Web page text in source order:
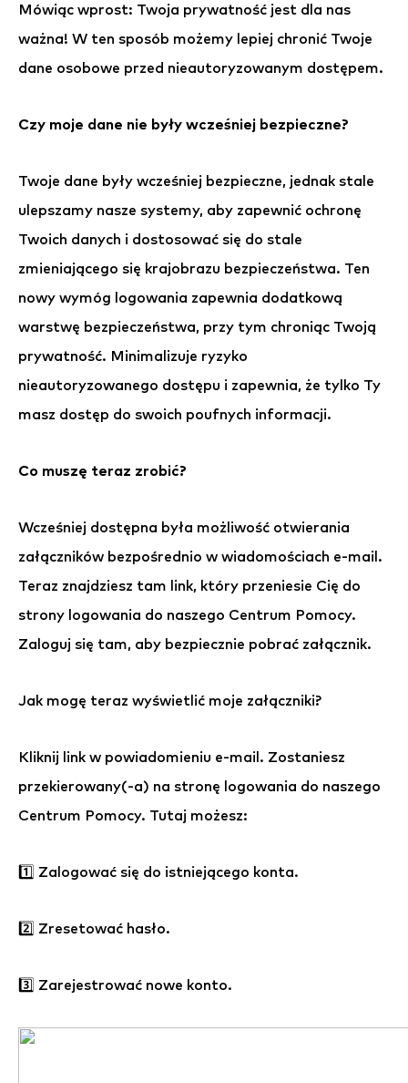
Mówiąc wprost: Twoja prywatność jest dla nas
ważna! W ten sposób możemy lepiej chronić Twoje
dane osobowe przed nieautoryzowanym dostępem.
Czy moje dane nie były wcześniej bezpieczne?
Twoje dane były wcześniej bezpieczne, jednak stale
ulepszamy nasze systemy, aby zapewnić ochronę
Twoich danych i dostosować się do stale
zmieniającego się krajobrazu bezpieczeństwa. Ten
nowy wymóg logowania zapewnia dodatkową
warstwę bezpieczeństwa, przy tym chroniąc Twoją
prywatność. Minimalizuje ryzyko
nieautoryzowanego dostępu i zapewnia, że tylko Ty
masz dostęp do swoich poufnych informacji.
Co muszę teraz zrobić?
Wcześniej dostępna była możliwość otwierania
załączników bezpośrednio w wiadomościach e-mail.
Teraz znajdziesz tam link, który przeniesie Cię do
strony logowania do naszego Centrum Pomocy.
Zaloguj się tam, aby bezpiecznie pobrać załącznik.
Jak mogę teraz wyświetlić moje załączniki?
Kliknij link w powiadomieniu e-mail. Zostaniesz
przekierowany(-a) na stronę logowania do naszego
Centrum Pomocy. Tutaj możesz:
1️⃣ Zalogować się do istniejącego konta.
2️⃣ Zresetować hasło.
3️⃣ Zarejestrować nowe konto.